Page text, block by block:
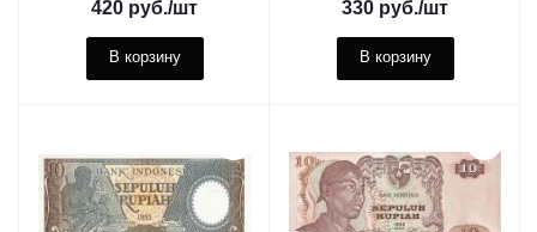
420 руб./шт
В корзину
330 руб./шт
В корзину